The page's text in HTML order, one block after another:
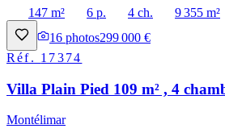
147 m²
6 p. 4 ch.
9 355 m²
16 photos299 000 €
Réf. 17374
Villa Plain Pied 109 m² , 4
Montélimar